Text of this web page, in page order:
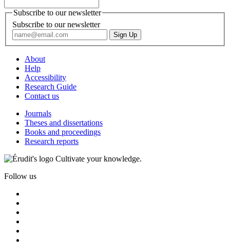
Subscribe to our newsletter
Subscribe to our newsletter
About
Help
Accessibility
Research Guide
Contact us
Journals
Theses and dissertations
Books and proceedings
Research reports
Cultivate your knowledge.
Follow us